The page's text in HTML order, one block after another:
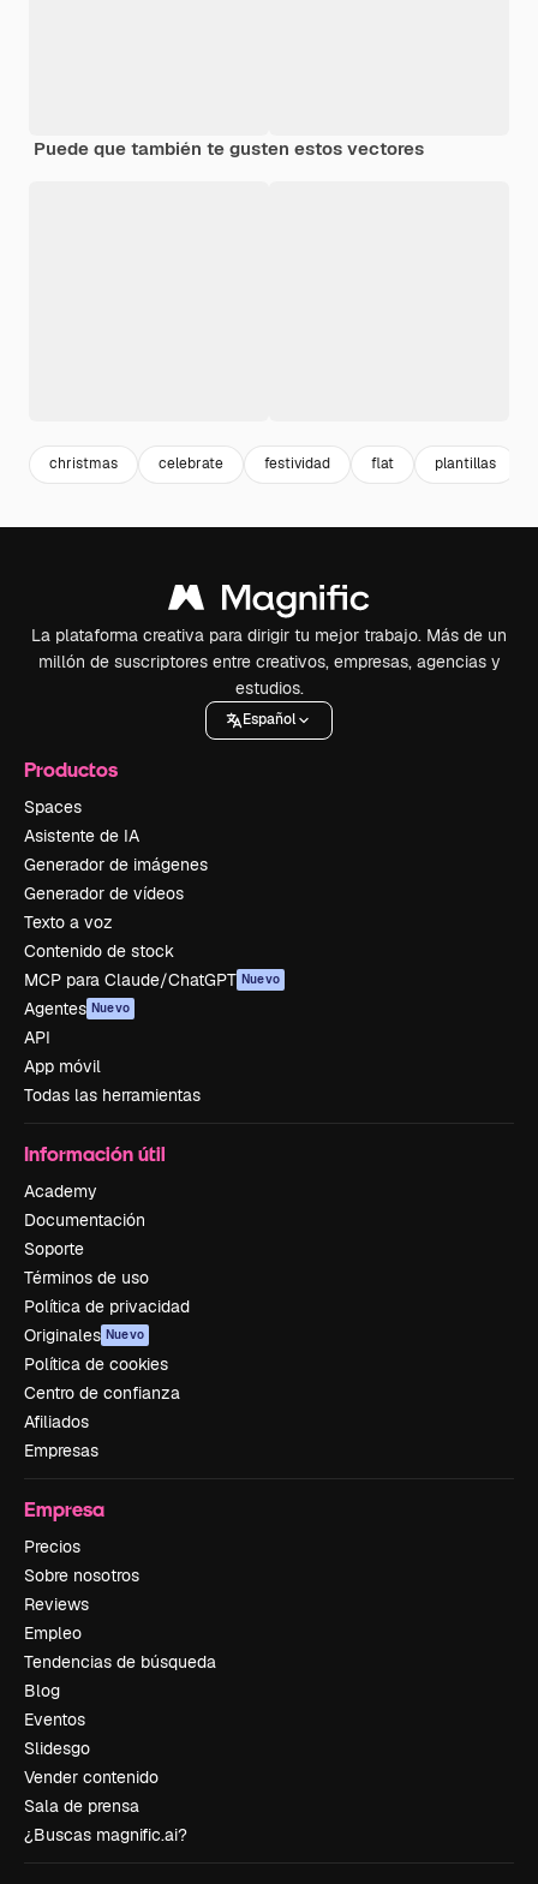
Puede que también te gusten estos vectores
christmas celebrate festividad flat plantillas
La plataforma creativa para dirigir tu mejor trabajo. Más de un
millón de suscriptores entre creativos, empresas, agencias y
estudios.
Español
Productos
Spaces
Asistente de IA
Generador de imágenes
Generador de vídeos
Texto a voz
Contenido de stock
MCP para Claude/ChatGPT Nuevo
Agentes Nuevo
API
App móvil
Todas las herramientas
Información útil
Academy
Documentación
Soporte
Términos de uso
Política de privacidad
Originales Nuevo
Política de cookies
Centro de confianza
Afiliados
Empresas
Empresa
Precios
Sobre nosotros
Reviews
Empleo
Tendencias de búsqueda
Blog
Eventos
Slidesgo
Vender contenido
Sala de prensa
¿Buscas magnific.ai?